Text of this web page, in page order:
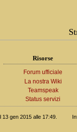
Risorse
Forum ufficiale
La nostra Wiki
Teamspeak
Status servizi
gen 2015 alle 17:49.